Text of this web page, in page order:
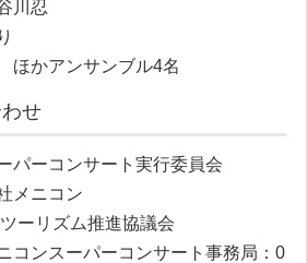
川忍
ほかアンサンブル4名
せ
パーコンサート実行委員会
メニコン
ーリズム推進協議会
コンスーパーコンサート事務局：0